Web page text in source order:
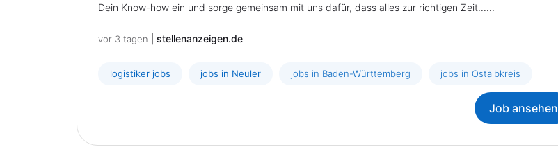
Dein Know-how ein und sorge gemeinsam mit uns dafür, dass alles zur richtigen Zeit......
vor 3 tagen stellenanzeigen.de
logistiker jobs jobs in Neuler jobs in Baden-Württemberg jobs in Ostalbkreis
Job ansehen